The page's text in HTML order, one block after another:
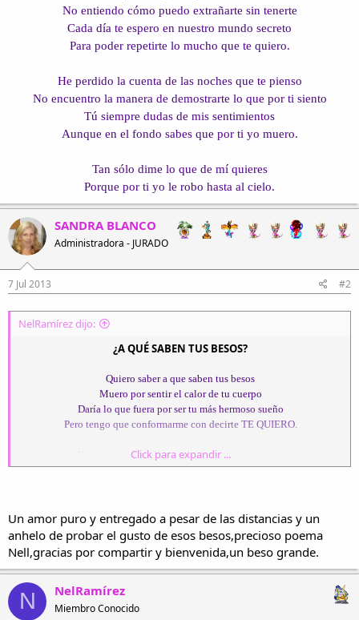
No entiendo cómo puedo extrañarte sin tenerte
Cada día te espero en nuestro mundo secreto
Para poder repetirte lo mucho que te quiero.
He perdido la cuenta de las noches que te pienso
No encuentro la manera de demostrarte lo que por ti siento
Tú siempre dudas de mis sentimientos
Aunque en el fondo sabes que por ti yo muero.
Tan sólo dime lo que de mí quieres
Porque por ti yo le robo hasta al cielo.
SANDRA BLANCO
Administradora - JURADO
7 Jul 2013 #2
NelRamírez dijo:
¿A QUÉ SABEN TUS BESOS?
Quiero saber a que saben tus besos
Muero por sentir el calor de tu cuerpo
Daría lo que fuera por ser tu más hermoso sueño
Pero tengo que conformarme con decirte TE QUIERO.
No sé cómo pude llegar a quererte sin conocerte
No entiendo cómo puedo extrañarte sin tenerte
He perdido la cuenta de las noches que te pienso
No encuentro la manera de demostrarte lo que por ti siento
Tú siempre dudas de mis sentimientos
Aunque en el fondo sabes que por ti yo muero.
Tan sólo dime lo que de mí quieres
Click para expandir ...
Un amor puro y entregado a pesar de las distancias y un
anhelo de probar el gusto de esos besos,precioso poema
Nell,gracias por compartir y bienvenida,un beso grande.
N NelRamírez
Miembro Conocido